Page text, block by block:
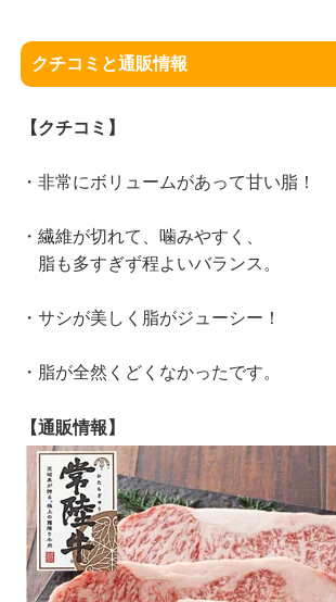
クチコミと通販情報
【クチコミ】
・非常にボリュームがあって甘い脂！
・繊維が切れて、噛みやすく、
脂も多すぎず程よいバランス。
・サシが美しく脂がジューシー！
・脂が全然くどくなかったです。
【通販情報】